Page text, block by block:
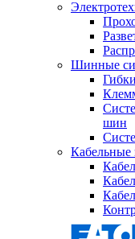
Шинные
шин
Кабельные